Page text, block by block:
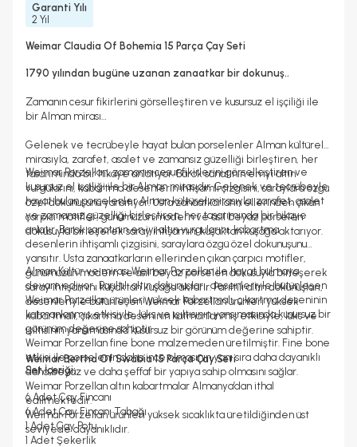
Garanti Yılı
2 Yıl
Weimar Claudia Of Bohemia 15 Parça Çay Seti
1790 yılından bugüne uzanan zanaatkar bir dokunuş..
Zamanın cesur fikirlerini görselleştiren ve kusursuz el işçiliği ile
bir Alman mirası…
Gelenek ve tecrübeyle hayat bulan porselenler Alman kültürel
mirasıyla, zarafet, asalet ve zamansız güzelliği birleştiren, her
tasarımında bir hikaye anlatıyor. Barok sanatının en iyi altın
vurgularını, kabartma desenlerin ihtişamlı çizgisini, saraylara özgü
özel dokunuşunu yansıtıyor. Usta zanaatkarların ellerinden çıkan
çarpıcı motifler, günümüzün modern ve asil beyaz porselen
dokusuyla birleşerek saray ihtişamını kuşaktan kuşağa aktarıyor.
Weimar Porzellan, zamanın cesur fikirlerini görselleştiren ve
kusursuz el işçiliği ile bir Alman mirasıdır. Gelenek ve tecrübeyle
hayat bulan porselenler Alman kültürel mirasıyla, zarafet, asalet
ve zamansız güzelliği birleştiren, her tasarımında bir hikaye
anlatır. Barok sanatının en iyi altın vurgularını, kabartma
desenlerin ihtişamlı çizgisini, saraylara özgü özel dokunuşunu
yansıtır. Usta zanaatkarların ellerinden çıkan çarpıcı motifler,
günümüzün modern ve asil beyaz porselen dokusuyla birleşerek
saray ihtişamını kuşaktan kuşağa aktarır. Parıltılı altın dokunuşları,
desenleriyle bütünleşen Weimar Porzellan ürünleri yüksek
kabartmalı, çıkartma deseninin katmanlanmış etkisiyle, lüks ve
ışıltısının yansımasında kusursuz bir görünüm değerine sahiptir.
Weimar Bertha Of Swabia 15 Parça Çay Seti
Alman Kültür ve mirası Weimar Porzellan ile hayat bulmaya
devam ediyor.. Parıltılı altın dokunuşları, desenleriyle bütünleşen
Weimar Porzellan ürünleri yüksek kabartmalı, çıkartma deseninin
katmanlanmış etkisiyle, lüks ve ışıltısının yansımasında kusursuz bir
görünüm değerine sahiptir.
Weimar Porzellan fine bone malzemeden üretilmiştir. Fine bone
etkisi ile porselenin daha ince olmasının yanı sıra daha dayanıklı
daha beyaz ve daha şeffaf bir yapıya sahip olmasını sağlar.
Weimar Porzellan altın kabartmalar Almanya’dan ithal
edilmektedir.
Weimar Porzellan ürünleri yüksek sıcaklıkta üretildiğinden üst
seviyede dayanıklıdır.
Set İçeriği:
6 Adet Çay Fincanı
6 Adet Çay Fincanı Tabağı
1 Adet Çay Potu
1 Adet Şekerlik